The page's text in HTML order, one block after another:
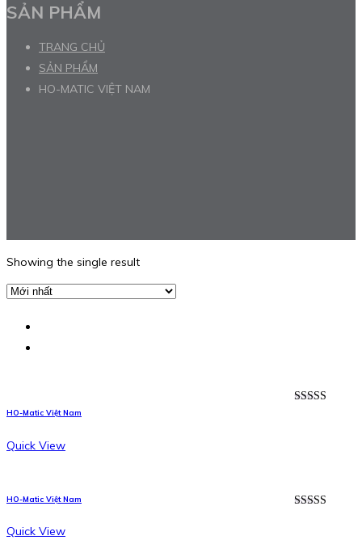
SẢN PHẨM
TRANG CHỦ
SẢN PHẨM
HO-MATIC VIỆT NAM
Showing the single result
HO-Matic Việt Nam
Quick View
HO-Matic Việt Nam
Quick View